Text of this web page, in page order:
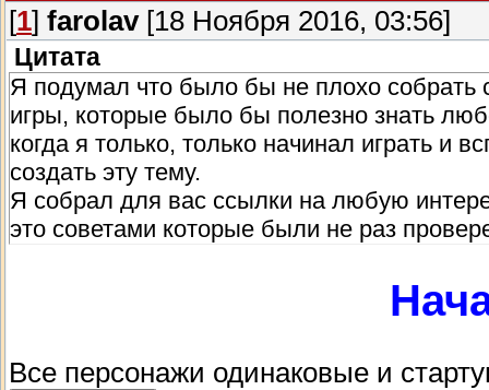
[1] farolav[18 Ноября 2016, 03:56]
Цитата
Я подумал что было бы не плохо собрать
игры, которые было бы полезно знать
когда я только, только начинал играть
создать эту тему.
Я собрал для вас ссылки на любую
это советами которые были не раз
Все персонажи одинаковые и